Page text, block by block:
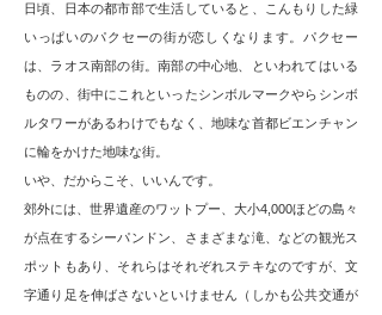
日頃、日本の都市部で生活していると、こんもりした緑
いっぱいのパクセーの街が恋しくなります。パクセー
は、ラオス南部の街。南部の中心地、といわれてはいる
ものの、街中にこれといったシンボルマークやらシンボ
ルタワーがあるわけでもなく、地味な首都ビエンチャン
に輪をかけた地味な街。
いや、だからこそ、いいんです。
郊外には、世界遺産のワットプー、大小4,000ほどの島々
が点在するシーパンドン、さまざまな滝、などの観光ス
ポットもあり、それらはそれぞれステキなのですが、文
字通り足を伸ばさないといけません（しかも公共交通が